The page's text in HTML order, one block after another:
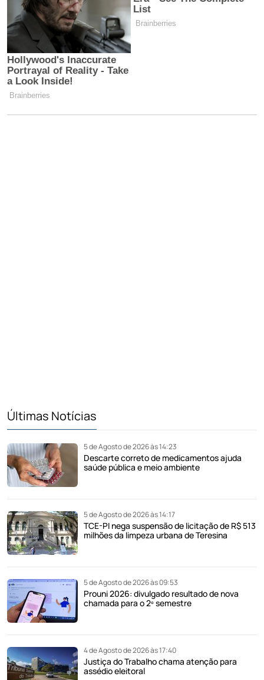
Últimas Notícias
5 de Agosto de 2026 às 14:23
Descarte correto de medicamentos ajuda
saúde pública e meio ambiente
5 de Agosto de 2026 às 14:17
TCE-PI nega suspensão de licitação de R$ 513
milhões da limpeza urbana de Teresina
5 de Agosto de 2026 às 09:53
Prouni 2026: divulgado resultado de nova
chamada para o 2º semestre
4 de Agosto de 2026 às 17:40
Justiça do Trabalho chama atenção para
assédio eleitoral